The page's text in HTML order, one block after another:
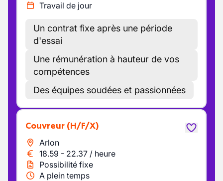
Travail de jour
Un contrat fixe après une période
d'essai
Une rémunération à hauteur de vos
compétences
Des équipes soudées et passionnées
Couvreur (H/F/X)
Arlon
18.59 - 22.37 / heure
Possibilité fixe
A plein temps